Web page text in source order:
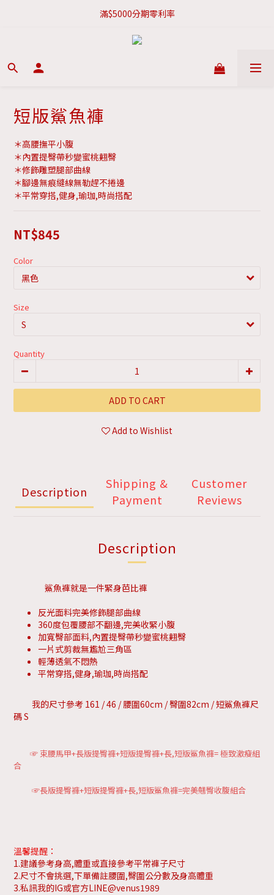
新會員現折$100購物金
新會員現折$100購物金
短版鯊魚褲
＊高腰撫平小腹
＊內置提臀帶秒變蜜桃翹臀
＊修飾雕塑腿部曲線
＊腳邊無痕縫線無勒趕不捲邊
＊平常穿搭,健身,瑜珈,時尚搭配
NT$845
Color
Size
Quantity
ADD TO CART
Add to Wishlist
Description
Shipping &
Payment
Customer
Reviews
Description
鯊魚褲就是一件緊身芭比褲
反光面料完美修飾腿部曲線
360度包覆腰部不翻邊,完美收緊小腹
加寬臀部面料,內置提臀帶秒變蜜桃翹臀
一片式剪裁無尷尬三角區
輕薄透氣不悶熱
平常穿搭,健身,瑜珈,時尚搭配
我的尺寸參考 161 / 46 / 腰圍60cm / 臀圍82cm / 短鯊魚褲尺
碼 S
☞ 束腰馬甲+長版提臀褲+短版提臀褲+長,短版鯊魚褲= 極致激瘦組
合
☞長版提臀褲+短版提臀褲+長,短版鯊魚褲=完美翹臀收腹組合
溫馨提醒：
1.建議參考身高,體重或直接參考平常褲子尺寸
2.尺寸不會挑選,下單備註腰圍,臀圍公分數及身高體重
3.私訊我的IG或官方LINE@venus1989